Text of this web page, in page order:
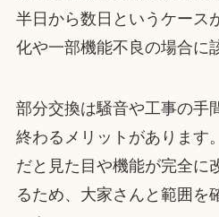
半日から数日というケース
化や一部機能不良の場合に
部分交換は騒音や工事の手
終わるメリットがあります
だと見た目や機能が完全に
るため、大家さんと範囲を